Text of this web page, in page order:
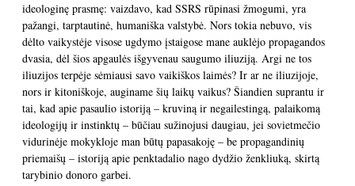
ideologinę prasmę: vaizdavo, kad SSRS rūpinasi žmogumi, yra
pažangi, tarptautinė, humaniška valstybė. Nors tokia nebuvo, vis
dėlto vaikystėje visose ugdymo įstaigose mane auklėjo propagandos
dvasia, dėl šios apgaulės išgyvenau saugumo iliuziją. Argi ne tos
iliuzijos terpėje sėmiausi savo vaikiškos laimės? Ir ar ne iliuzijoje,
nors ir kitoniškoje, auginame šių laikų vaikus? Šiandien suprantu ir
tai, kad apie pasaulio istoriją – kruviną ir negailestingą, palaikomą
ideologijų ir instinktų – būčiau sužinojusi daugiau, jei sovietmečio
vidurinėje mokykloje man būtų papasakoję – be propagandinių
priemaišų – istoriją apie penktadalio nago dydžio ženkliuką, skirtą
tarybinio donoro garbei.